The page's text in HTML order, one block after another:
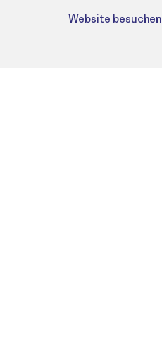
Website besuchen